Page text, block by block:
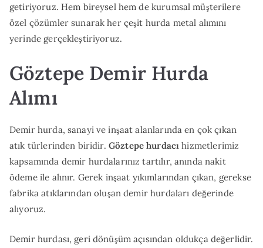
getiriyoruz. Hem bireysel hem de kurumsal müşterilere
özel çözümler sunarak her çeşit hurda metal alımını
yerinde gerçekleştiriyoruz.
Göztepe Demir Hurda
Alımı
Demir hurda, sanayi ve inşaat alanlarında en çok çıkan
atık türlerinden biridir. Göztepe hurdacı hizmetlerimiz
kapsamında demir hurdalarınız tartılır, anında nakit
ödeme ile alınır. Gerek inşaat yıkımlarından çıkan, gerekse
fabrika atıklarından oluşan demir hurdaları değerinde
alıyoruz.
Demir hurdası, geri dönüşüm açısından oldukça değerlidir.